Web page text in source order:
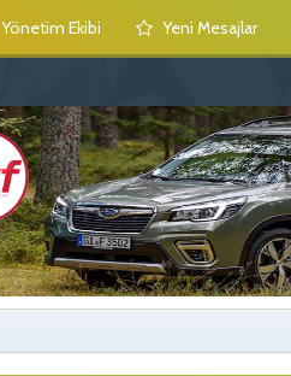
Yönetim Ekibi Yeni Mesajlar